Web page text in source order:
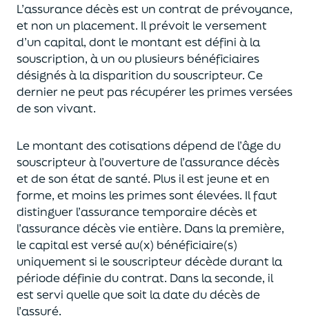
L’assurance décès est un contrat de prévoyance,
et non un placement. Il prévoit le versement
d’un capital, dont le montant est défini à la
souscription, à un ou plusieurs bénéficiaires
désignés à la disparition du souscripteur. Ce
dernier ne peut pas récupérer les primes versées
de son vivant.
Le montant des cotisations dépend de l’âgedu
souscripteur à l’ouverture de l’assurance décès
et de son état de santé. Plus il est jeuneet en
forme, et moins les primes sont élevées. Il faut
distinguer l’assurance temporaire décès et
l’assurancedécèsvie entière. Dans la première,
le capital estversé au(x) bénéficiaire(s)
uniquementsi le souscripteur décède durant la
période définie du contrat. Dans la seconde, il
est servi quelle que soit la date du décès de
l’assuré.